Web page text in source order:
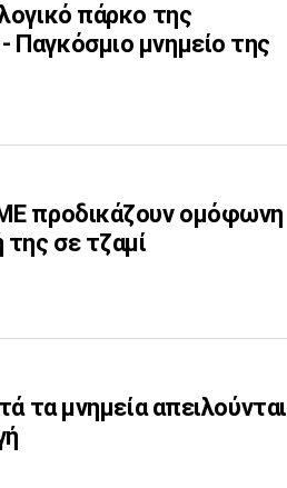
πάρκο της
μνημείο της
προδικάζουν ομόφωνη
σε τζαμί
τα μνημεία απειλούνται